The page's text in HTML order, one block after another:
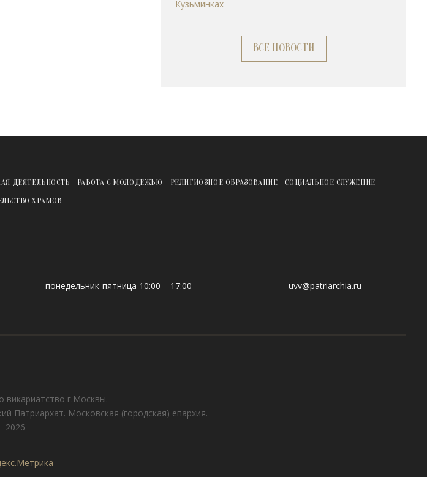
ВСЕ НОВОСТИ
ДЕЯТЕЛЬНОСТЬ РАБОТА С МОЛОДЕЖЬЮ РЕЛИГИОЗНОЕ ОБРАЗОВАНИЕ
СОЦИАЛЬНОЕ СЛУЖЕНИЕ
ХРАМОВ
понедельник-пятница 10:00 – 17:00 uvv@patriarchia.ru
г.Москвы.
Патриархат. Московская (городская) епархия.
2026